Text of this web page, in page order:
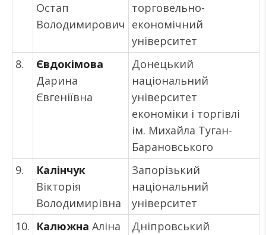
Остап
Володимирович
торговельно-
економічний
університет
8.
Євдокімова
Дарина
Євгеніївна
Донецький
національний
університет
економіки і торгівлі
ім. Михайла Туган-
Барановського
9.
Калінчук
Вікторія
Володимирівна
Запорізький
національний
університет
10. Калюжна Аліна
Дніпровський